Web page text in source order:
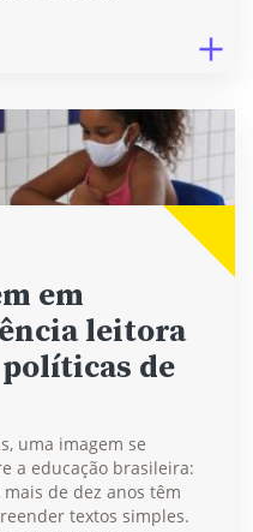
em
leitora
de
uma imagem se
a educação brasileira:
de dez anos têm
textos simples.